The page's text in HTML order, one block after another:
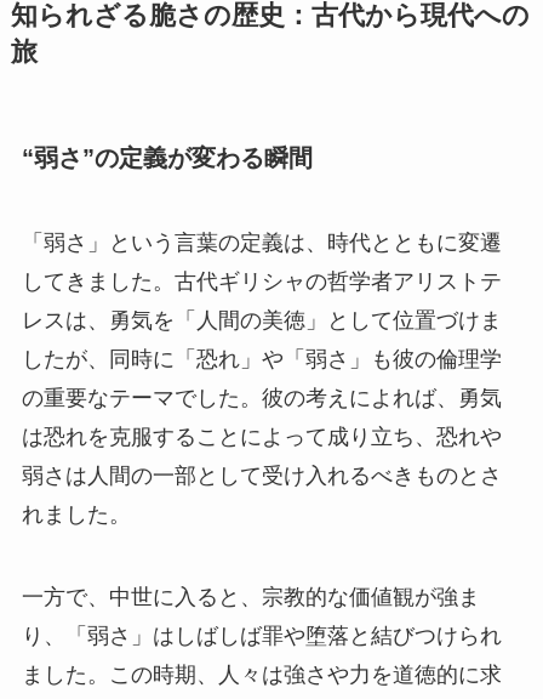
知られざる脆さの歴史：古代から現代への
旅
“弱さ”の定義が変わる瞬間
「弱さ」という言葉の定義は、時代とともに変遷
してきました。古代ギリシャの哲学者アリストテ
レスは、勇気を「人間の美徳」として位置づけま
したが、同時に「恐れ」や「弱さ」も彼の倫理学
の重要なテーマでした。彼の考えによれば、勇気
は恐れを克服することによって成り立ち、恐れや
弱さは人間の一部として受け入れるべきものとさ
れました。
一方で、中世に入ると、宗教的な価値観が強ま
り、「弱さ」はしばしば罪や堕落と結びつけられ
ました。この時期、人々は強さや力を道徳的に求